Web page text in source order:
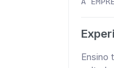
Ensino